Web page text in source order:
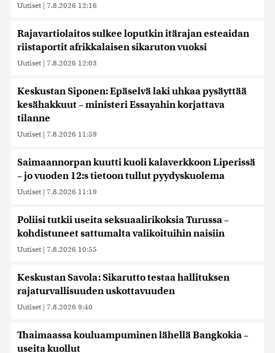
Uutiset | 7.8.2026 12:16
Rajavartiolaitos sulkee loputkin itärajan esteaidan
riistaportit afrikkalaisen sikaruton vuoksi
Uutiset | 7.8.2026 12:03
Keskustan Siponen: Epäselvä laki uhkaa pysäyttää
kesähakkuut – ministeri Essayahin korjattava
tilanne
Uutiset | 7.8.2026 11:59
Saimaannorpan kuutti kuoli kalaverkkoon Liperissä
– jo vuoden 12:s tietoon tullut pyydyskuolema
Uutiset | 7.8.2026 11:19
Poliisi tutkii useita seksuaalirikoksia Turussa –
kohdistuneet sattumalta valikoituihin naisiin
Uutiset | 7.8.2026 10:55
Keskustan Savola: Sikarutto testaa hallituksen
rajaturvallisuuden uskottavuuden
Uutiset | 7.8.2026 9:40
Thaimaassa kouluampuminen lähellä Bangkokia –
useita kuollut